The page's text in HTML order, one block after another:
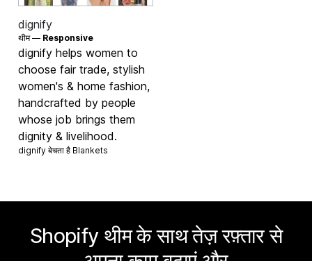
dignify
थीम — Responsive
dignify helps women to
choose fair trade, stylish
women's & home fashion,
handcrafted by people
whose job brings them
dignity & livelihood.
dignify बेचता है Blankets
Shopify थीम के साथ तेज़ रफ़्तार से